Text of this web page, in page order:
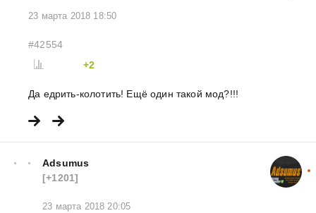
23 марта 2018 18:50
#42554
+2
Да едрить-колотить! Ещё один такой мод?!!!
Adsumus
[+1201]
23 марта 2018 20:05